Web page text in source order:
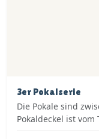
3er Pokalserie
Die Pokale sind
Pokaldeckel ist vom